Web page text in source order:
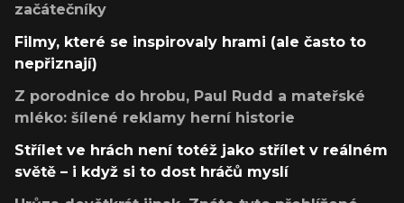
začátečníky
Filmy, které se inspirovaly hrami (ale často to
nepřiznají)
Z porodnice do hrobu, Paul Rudd a mateřské
mléko: šílené reklamy herní historie
Střílet ve hrách není totéž jako střílet v reálném
světě – i když si to dost hráčů myslí